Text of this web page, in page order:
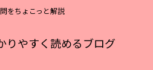
をちょこっと解説
りやすく読めるブログ